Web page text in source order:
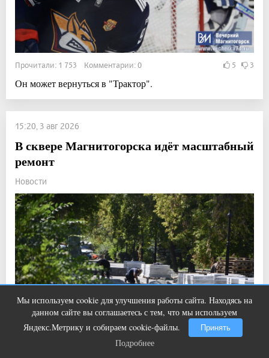
Прочитали: 1 753 Комментарии: 0 5 3
Он может вернуться в "Трактор".
15:20, 3 авг 2026
В сквере Магнитогорска идёт масштабный
ремонт
Новости
Мы используем cookie для улучшения работы сайта. Находясь на
данном сайте вы соглашаетесь с тем, что мы используем
Яндекс.Метрику и собираем cookie-файлы.
Принять
Подробнее
Этот танец невесты оставит вас без
слов! Пересмотрела 10 раз
Подробнее